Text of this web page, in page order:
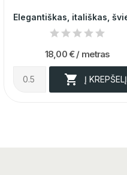
18,00 € / metras
 Į KREPŠELĮ